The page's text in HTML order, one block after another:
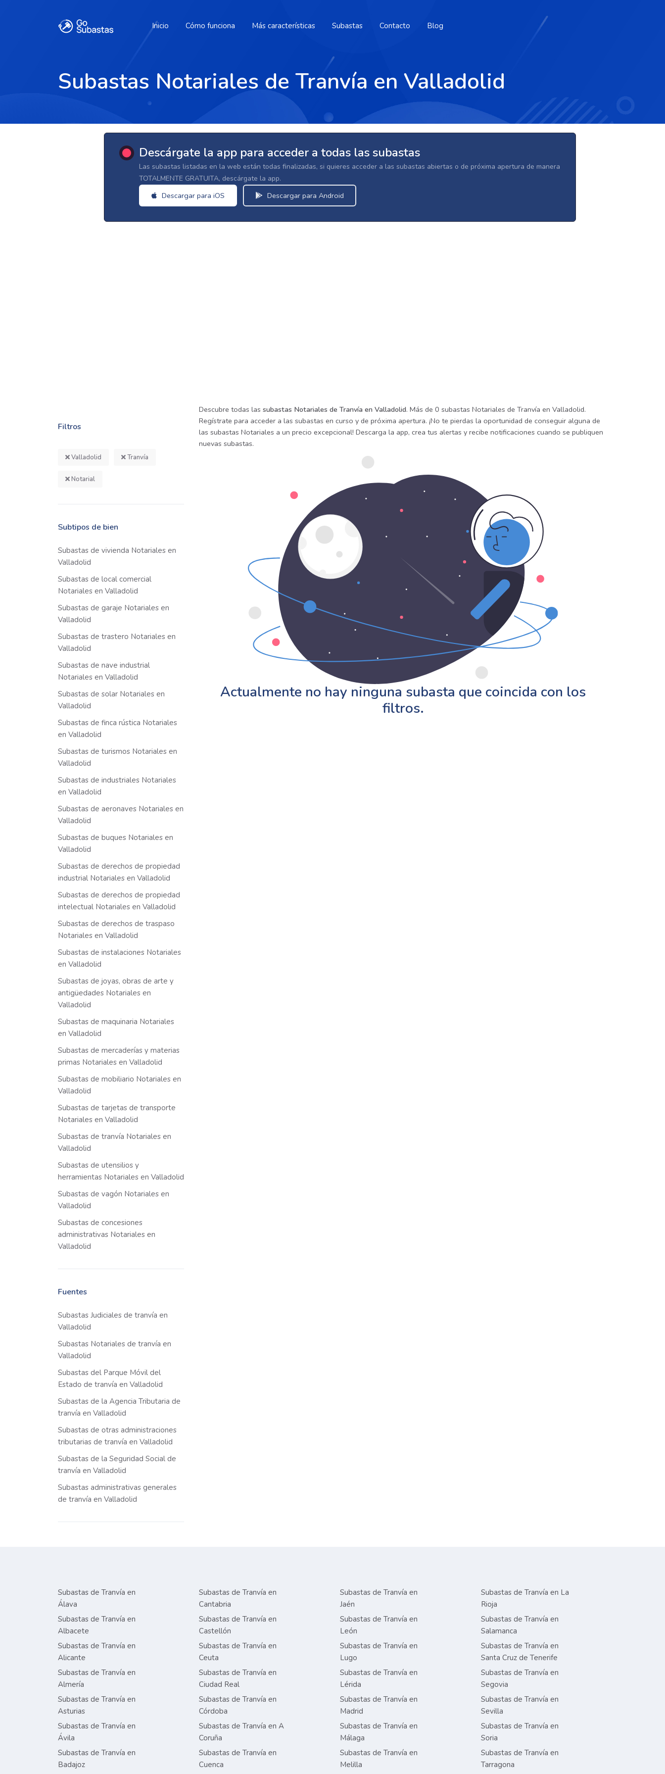
Inicio Cómo funciona Más características Subastas Contacto Blog
Subastas Notariales de Tranvía en Valladolid
Descárgate la app para acceder a todas las subastas
Las subastas listadas en la web están todas finalizadas, si quieres acceder a las subastas abiertas o de próxima apertura de manera
TOTALMENTE GRATUITA, descárgate la app.
Descargar para iOS Descargar para Android
Filtros
Valladolid Tranvía
Notarial
Subtipos de bien
Subastas de vivienda Notariales en
Valladolid
Subastas de local comercial
Notariales en Valladolid
Subastas de garaje Notariales en
Valladolid
Subastas de trastero Notariales en
Valladolid
Subastas de nave industrial
Notariales en Valladolid
Subastas de solar Notariales en
Valladolid
Subastas de finca rústica Notariales
en Valladolid
Subastas de turismos Notariales en
Valladolid
Subastas de industriales Notariales
en Valladolid
Subastas de aeronaves Notariales en
Valladolid
Subastas de buques Notariales en
Valladolid
Subastas de derechos de propiedad
industrial Notariales en Valladolid
Subastas de derechos de propiedad
intelectual Notariales en Valladolid
Subastas de derechos de traspaso
Notariales en Valladolid
Subastas de instalaciones Notariales
en Valladolid
Subastas de joyas, obras de arte y
antigüedades Notariales en
Valladolid
Subastas de maquinaria Notariales
en Valladolid
Subastas de mercaderías y materias
primas Notariales en Valladolid
Subastas de mobiliario Notariales en
Valladolid
Subastas de tarjetas de transporte
Notariales en Valladolid
Subastas de tranvía Notariales en
Valladolid
Subastas de utensilios y
herramientas Notariales en Valladolid
Subastas de vagón Notariales en
Valladolid
Subastas de concesiones
administrativas Notariales en
Valladolid
Fuentes
Subastas Judiciales de tranvía en
Valladolid
Subastas Notariales de tranvía en
Valladolid
Subastas del Parque Móvil del
Estado de tranvía en Valladolid
Subastas de la Agencia Tributaria de
tranvía en Valladolid
Subastas de otras administraciones
tributarias de tranvía en Valladolid
Subastas de la Seguridad Social de
tranvía en Valladolid
Subastas administrativas generales
de tranvía en Valladolid
Descubre todas las subastas Notariales de Tranvía en Valladolid. Más de 0 subastas Notariales de Tranvía en Valladolid.
Regístrate para acceder a las subastas en curso y de próxima apertura. ¡No te pierdas la oportunidad de conseguir alguna de
las subastas Notariales a un precio excepcional! Descarga la app, crea tus alertas y recibe notificaciones cuando se publiquen
nuevas subastas.
Actualmente no hay ninguna subasta que coincida con los
filtros.
Subastas de Tranvía en
Álava
Subastas de Tranvía en
Albacete
Subastas de Tranvía en
Alicante
Subastas de Tranvía en
Almería
Subastas de Tranvía en
Asturias
Subastas de Tranvía en
Ávila
Subastas de Tranvía en
Badajoz
Subastas de Tranvía en
Cantabria
Subastas de Tranvía en
Castellón
Subastas de Tranvía en
Ceuta
Subastas de Tranvía en
Ciudad Real
Subastas de Tranvía en
Córdoba
Subastas de Tranvía en A
Coruña
Subastas de Tranvía en
Cuenca
Subastas de Tranvía en
Jaén
Subastas de Tranvía en
León
Subastas de Tranvía en
Lugo
Subastas de Tranvía en
Lérida
Subastas de Tranvía en
Madrid
Subastas de Tranvía en
Málaga
Subastas de Tranvía en
Melilla
Subastas de Tranvía en La
Rioja
Subastas de Tranvía en
Salamanca
Subastas de Tranvía en
Santa Cruz de Tenerife
Subastas de Tranvía en
Segovia
Subastas de Tranvía en
Sevilla
Subastas de Tranvía en
Soria
Subastas de Tranvía en
Tarragona